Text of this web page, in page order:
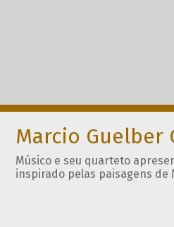
Marcio Guelber
Músico e seu quarteto
inspirado pelas paisagens de